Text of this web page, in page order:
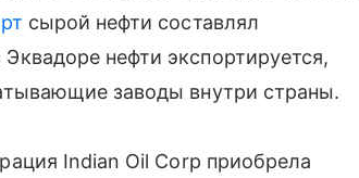
сырой нефти составлял
нефти экспортируется,
заводы внутри страны.
Indian Oil Corp приобрела